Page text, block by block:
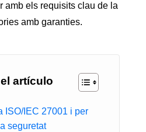
amb els requisits clau de la
amb garanties.
artículo
ISO/IEC 27001 i per
seguretat